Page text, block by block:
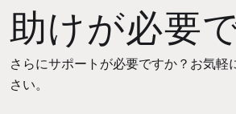
助けが必要
さらにサポートが必要ですか？お気軽
さい。